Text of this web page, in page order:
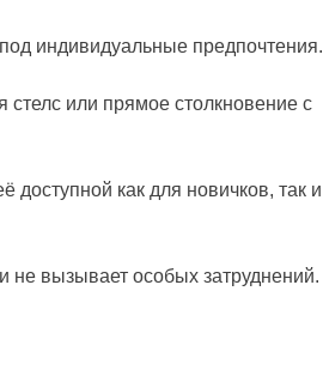
индивидуальные предпочтения.
стелс или прямое столкновение с
доступной как для новичков, так и
не вызывает особых затруднений.